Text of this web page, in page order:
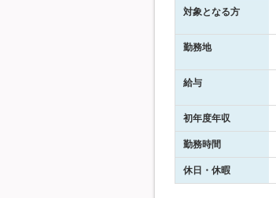
対象となる方
勤務地
給与
初年度年収
勤務時間
休日・休暇